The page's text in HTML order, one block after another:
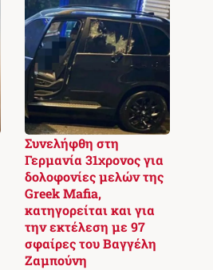
Συνελήφθη στη
Γερμανία 31χρονος για
δολοφονίες μελών της
Greek Mafia,
κατηγορείται και για
την εκτέλεση με 97
σφαίρες του Βαγγέλη
Ζαμπούνη